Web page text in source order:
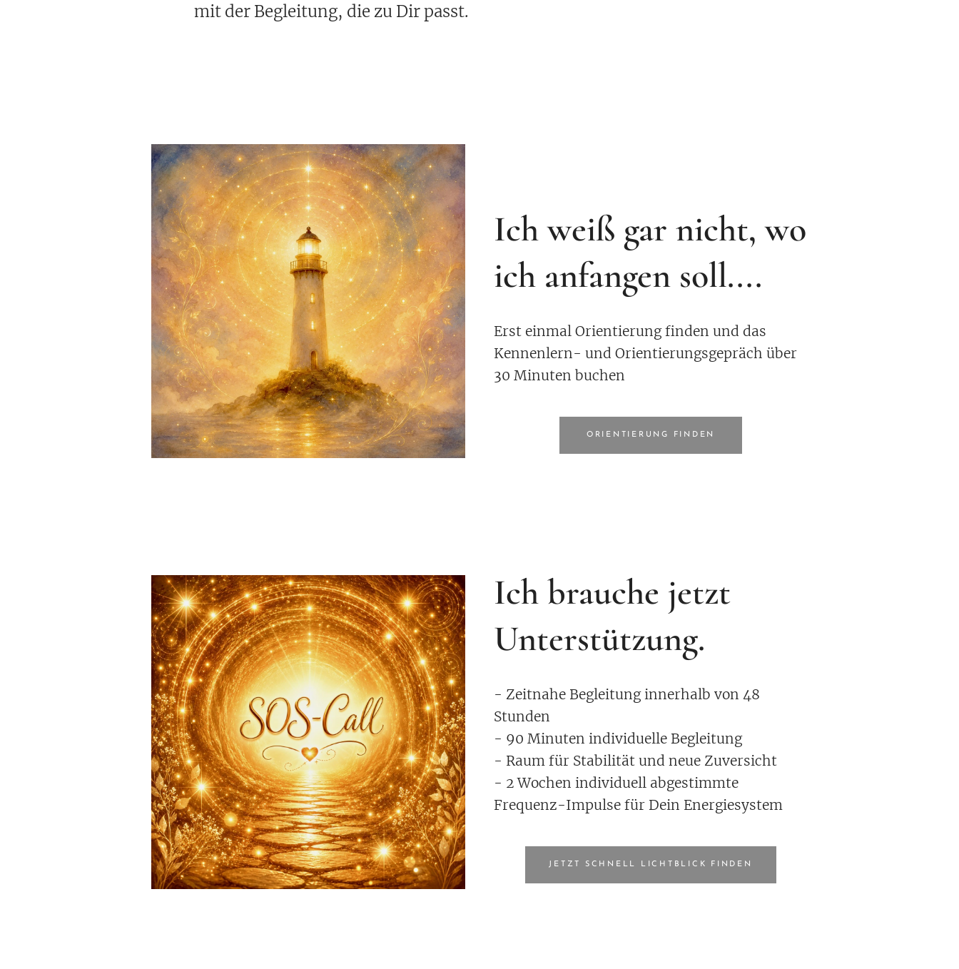
mit der Begleitung, die zu Dir passt.
Ich weiß gar nicht, wo
ich anfangen soll....
Erst einmal Orientierung finden und das
Kennenlern- und Orientierungsgepräch über
30 Minuten buchen
ORIENTIERUNG FINDEN
Ich brauche jetzt
Unterstützung.
- Zeitnahe Begleitung innerhalb von 48
Stunden
- 90 Minuten individuelle Begleitung
- Raum für Stabilität und neue Zuversicht
- 2 Wochen individuell abgestimmte
Frequenz-Impulse für Dein Energiesystem
JETZT SCHNELL LICHTBLICK FINDEN